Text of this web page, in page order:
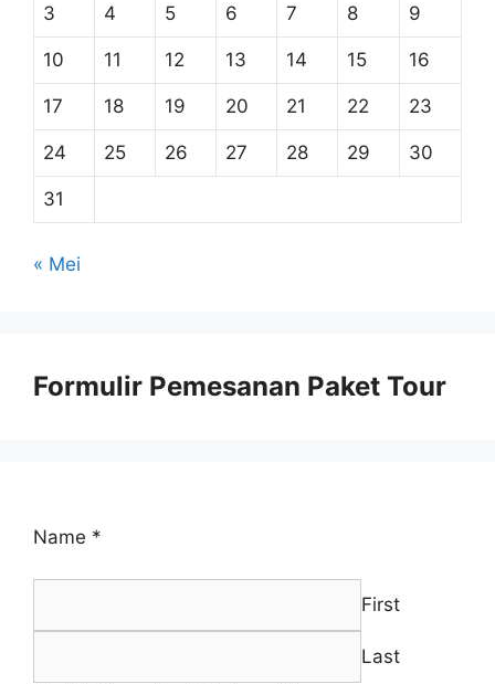
3 4 5 6 7 8 9
10 11 12 13 14 15 16
17 18 19 20 21 22 23
24 25 26 27 28 29 30
31
« Mei
Formulir Pemesanan Paket Tour
Name *
First
Last